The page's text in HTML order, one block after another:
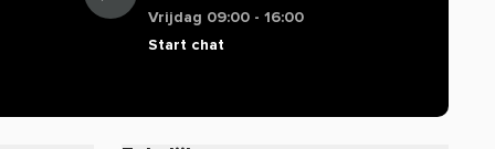
Vrijdag 09:00 - 16:00
Start chat